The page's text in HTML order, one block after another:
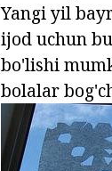
Yangi yil
ijod uchun
bo'lishi
bolalar